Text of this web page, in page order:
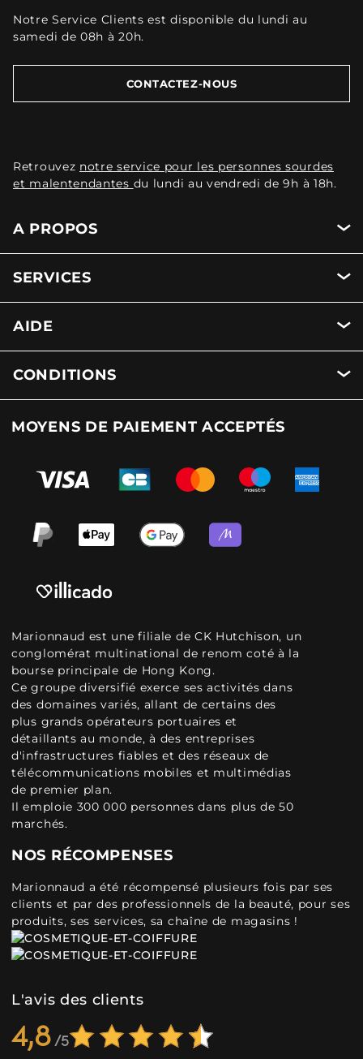
Notre Service Clients est disponible du lundi au
samedi de 08h à 20h.
CONTACTEZ-NOUS
Retrouvez notre service pour les personnes sourdes
et malentendantes du lundi au vendredi de 9h à 18h.
A PROPOS
SERVICES
AIDE
CONDITIONS
MOYENS DE PAIEMENT ACCEPTÉS
Marionnaud est une filiale de CK Hutchison, un
conglomérat multinational de renom coté à la
bourse principale de Hong Kong.
Ce groupe diversifié exerce ses activités dans
des domaines variés, allant de certains des
plus grands opérateurs portuaires et
détaillants au monde, à des entreprises
d'infrastructures fiables et des réseaux de
télécommunications mobiles et multimédias
de premier plan.
Il emploie 300 000 personnes dans plus de 50
marchés.
NOS RÉCOMPENSES
Marionnaud a été récompensé plusieurs fois par ses
clients et par des professionnels de la beauté, pour ses
produits, ses services, sa chaîne de magasins !
L'avis des clients
4,8